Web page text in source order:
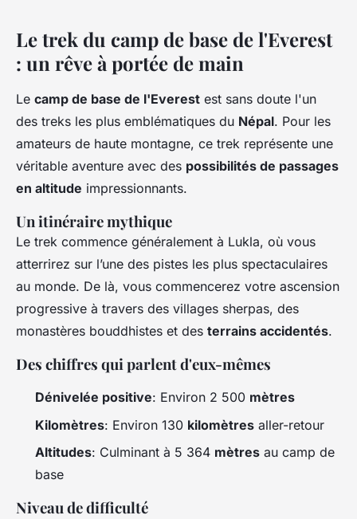
Le trek du camp de base de l'Everest
: un rêve à portée de main
Le camp de base de l'Everest est sans doute l'un
des treks les plus emblématiques du Népal. Pour les
amateurs de haute montagne, ce trek représente une
véritable aventure avec des possibilités de passages
en altitude impressionnants.
Un itinéraire mythique
Le trek commence généralement à Lukla, où vous
atterrirez sur l’une des pistes les plus spectaculaires
au monde. De là, vous commencerez votre ascension
progressive à travers des villages sherpas, des
monastères bouddhistes et des terrains accidentés.
Des chiffres qui parlent d'eux-mêmes
Dénivelée positive: Environ 2 500 mètres
Kilomètres: Environ 130 kilomètres aller-retour
Altitudes: Culminant à 5 364 mètres au camp de
base
Niveau de difficulté